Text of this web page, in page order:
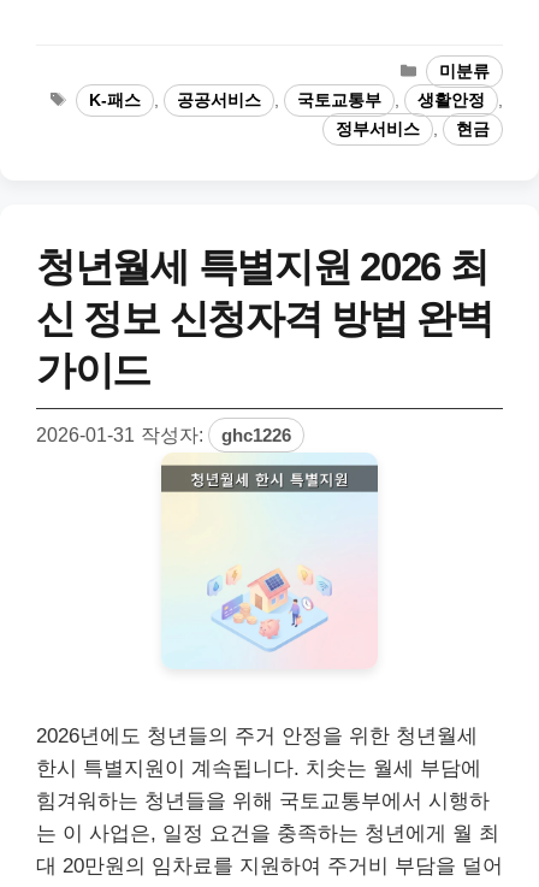
카
테
고
리
미분류
태
그
K-패스 공공서비스 국토교통부 생활안정
정부서비스
현금
청년월세 특별지원 2026 최
신 정보 신청자격 방법 완벽
가이드
2026-01-31 작성자: ghc1226
2026년에도 청년들의 주거 안정을 위한 청년월세
한시 특별지원이 계속됩니다. 치솟는 월세 부담에
힘겨워하는 청년들을 위해 국토교통부에서 시행하
는 이 사업은, 일정 요건을 충족하는 청년에게 월 최
대 20만원의 임차료를 지원하여 주거비 부담을 덜어